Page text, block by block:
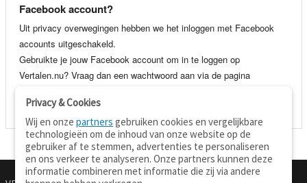
Facebook account?
Uit privacy overwegingen hebben we het inloggen met Facebook
accounts uitgeschakeld.
Gebruikte je jouw Facebook account om in te loggen op
Vertalen.nu? Vraag dan een wachtwoord aan via de pagina
je e-mail adres en wachtwoord.
Privacy & Cookies
Wij en onzepartners gebruiken cookies en vergelijkbare
technologieën om de inhoud van onze website op de
gebruiker af te stemmen, advertenties te personaliseren
en ons verkeer te analyseren. Onze partners kunnen deze
informatie combineren met informatie die zij via andere